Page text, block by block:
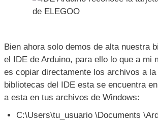
    Serial.print( "T = " );
Serial.print( humidity, 1
    Serial.println( "%" );
  }
Ahora simplemente conecta tu